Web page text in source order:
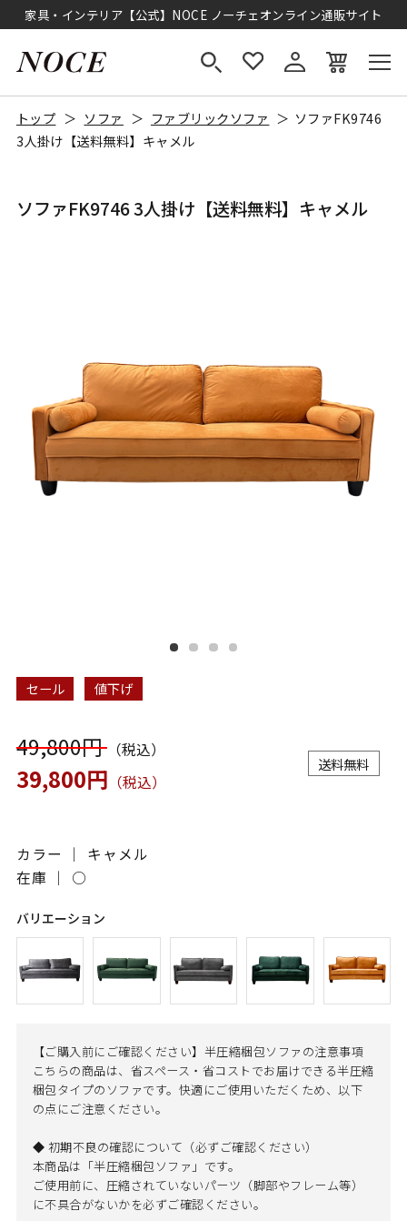
家具・インテリア【公式】NOCE ノーチェオンライン通販サイト
トップ ソファ ファブリックソファ
ソファFK9746
3人掛け【送料無料】キャメル
ソファFK9746 3人掛け【送料無料】キャメル
セール 値下げ
49,800円（税込）
39,800円 （税込）
送料無料
カラー ｜ キャメル
在庫 ｜ ○
バリエーション
【ご購入前にご確認ください】半圧縮梱包ソファの注意事項
こちらの商品は、省スペース・省コストでお届けできる半圧縮
梱包タイプのソファです。快適にご使用いただくため、以下
の点にご注意ください。
◆ 初期不良の確認について（必ずご確認ください）
本商品は「半圧縮梱包ソファ」です。
ご使用前に、圧縮されていないパーツ（脚部やフレーム等）
に不具合がないかを必ずご確認ください。